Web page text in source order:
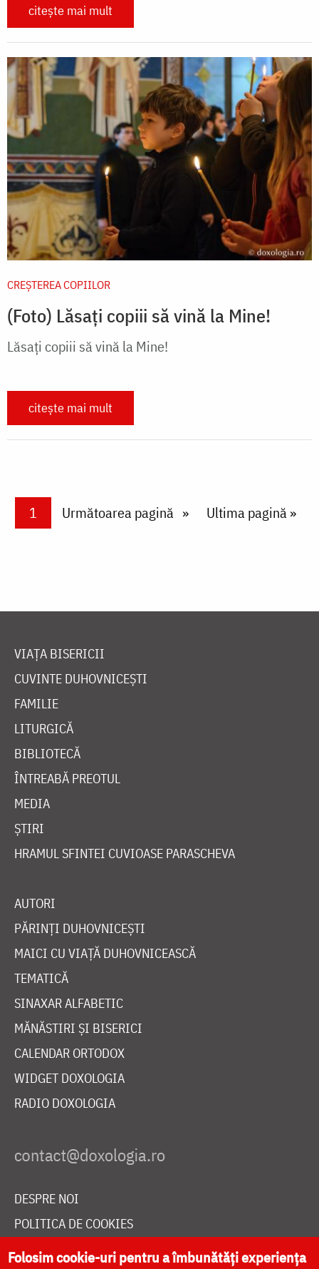
citește mai mult
CREŞTEREA COPIILOR
(Foto) Lăsaţi copiii să vină la Mine!
Lăsaţi copiii să vină la Mine!
citește mai mult
PaginareCurrent page
1 Next page
Următoarea pagină Last page
Ultima pagină »
VIAȚA BISERICII
CUVINTE DUHOVNICEȘTI
FAMILIE
LITURGICĂ
BIBLIOTECĂ
ÎNTREABĂ PREOTUL
MEDIA
ȘTIRI
HRAMUL SFINTEI CUVIOASE PARASCHEVA
AUTORI
PĂRINȚI DUHOVNICEȘTI
MAICI CU VIAȚĂ DUHOVNICEASCĂ
TEMATICĂ
SINAXAR ALFABETIC
MĂNĂSTIRI ȘI BISERICI
CALENDAR ORTODOX
WIDGET DOXOLOGIA
RADIO DOXOLOGIA
DESPRE NOI
POLITICA DE COOKIES
DONEAZĂ ONLINE PENTRU CATEDRALA NAȚIONALĂ
Folosim cookie-uri pentru a îmbunătăți experiența